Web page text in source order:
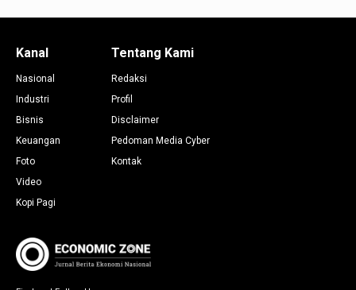
Kanal
Nasional
Industri
Bisnis
Keuangan
Foto
Video
Kopi Pagi
Tentang Kami
Redaksi
Profil
Disclaimer
Pedoman Media Cyber
Kontak